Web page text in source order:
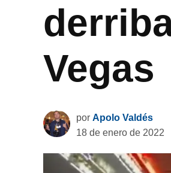
Vegas
por Apolo Valdés
18 de enero de 2022